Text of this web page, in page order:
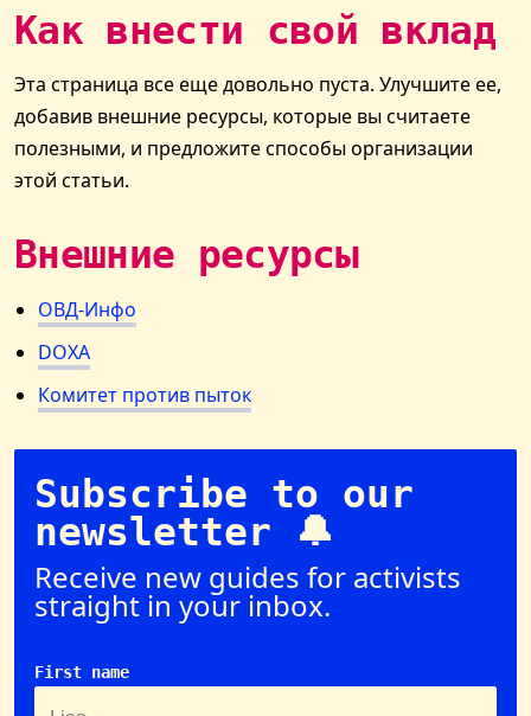
Как внести свой вклад
Эта страница все еще довольно пуста. Улучшите ее,
добавив внешние ресурсы, которые вы считаете
полезными, и предложите способы организации
этой статьи.
Внешние ресурсы
ОВД-Инфо
DOXA
Комитет против пыток
Subscribe to our
newsletter 🔔
Receive new guides for activists
straight in your inbox.
First name